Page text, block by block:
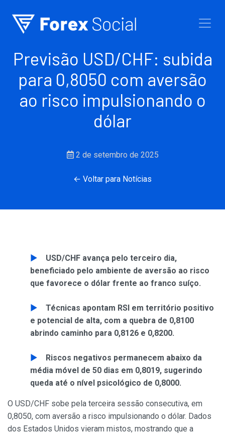
Previsão USD/CHF: subida
para 0,8050 com aversão
ao risco impulsionando o
dólar
2 de setembro de 2025
← Voltar para Notícias
USD/CHF avança pelo terceiro dia,
beneficiado pelo ambiente de aversão ao risco
que favorece o dólar frente ao franco suíço.
Técnicas apontam RSI em território positivo
e potencial de alta, com a quebra de 0,8100
abrindo caminho para 0,8126 e 0,8200.
Riscos negativos permanecem abaixo da
média móvel de 50 dias em 0,8019, sugerindo
queda até o nível psicológico de 0,8000.
O USD/CHF sobe pela terceira sessão consecutiva, em
0,8050, com aversão a risco impulsionando o dólar. Dados
dos Estados Unidos vieram mistos, mostrando que a